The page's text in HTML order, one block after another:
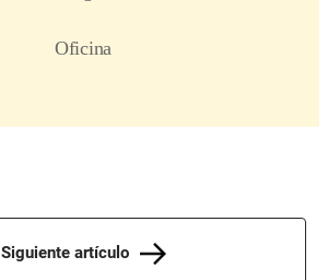
Siguiente artículo